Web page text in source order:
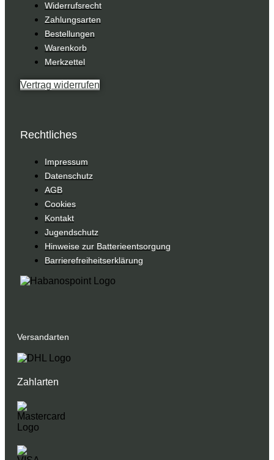
Widerrufsrecht
Zahlungsarten
Bestellungen
Warenkorb
Merkzettel
Vertrag widerrufen
Rechtliches
Impressum
Datenschutz
AGB
Cookies
Kontakt
Jugendschutz
Hinweise zur Batterieentsorgung
Barrierefreiheitserklärung
Versandarten
Zahlarten